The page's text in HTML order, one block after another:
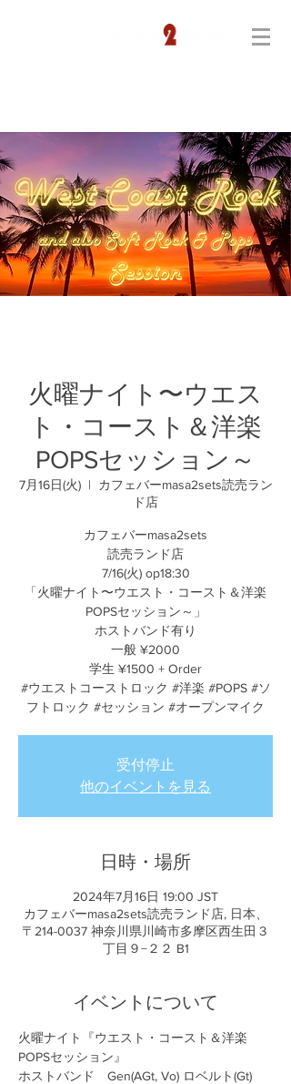
火曜ナイト〜ウエス
ト・コースト＆洋楽
POPSセッション～
7月16日(火)
  |
カフェバーmasa2sets読売ラン
ド店
カフェバーmasa2sets
読売ランド店
7/16(火) op18:30
「火曜ナイト〜ウエスト・コースト＆洋楽
POPSセッション～」
ホストバンド有り
一般 ¥2000
学生 ¥1500 + Order
#ウエストコーストロック #洋楽 #POPS #ソ
フトロック #セッション #オープンマイク
受付停止
他のイベントを見る
日時・場所
2024年7月16日 19:00 JST
カフェバーmasa2sets読売ランド店, 日本、
〒214-0037 神奈川県川崎市多摩区西生田３
丁目９−２２ B1
イベントについて
火曜ナイト『ウエスト・コースト＆洋楽
POPSセッション』
ホストバンド　Gen(AGt, Vo) ロベルト(Gt)